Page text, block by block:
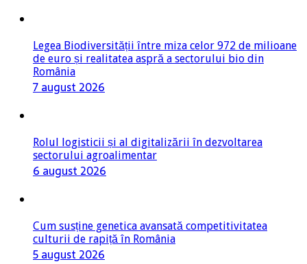
Legea Biodiversității între miza celor 972 de milioane
de euro și realitatea aspră a sectorului bio din
România
7 august 2026
Rolul logisticii și al digitalizării în dezvoltarea
sectorului agroalimentar
6 august 2026
Cum susține genetica avansată competitivitatea
culturii de rapiță în România
5 august 2026